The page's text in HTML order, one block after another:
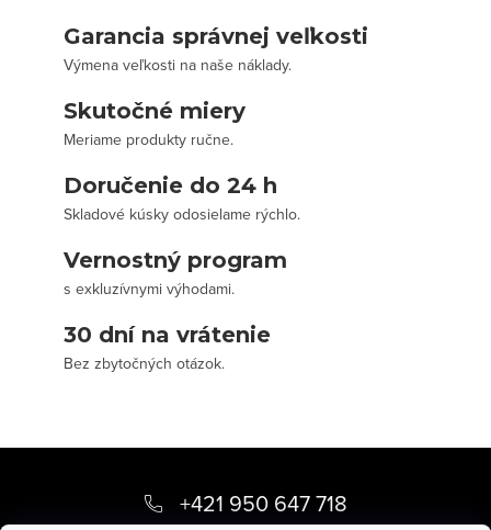
Garancia správnej veľkosti
Výmena veľkosti na naše náklady.
Skutočné miery
Meriame produkty ručne.
Doručenie do 24 h
Skladové kúsky odosielame rýchlo.
Vernostný program
s exkluzívnymi výhodami.
30 dní na vrátenie
Bez zbytočných otázok.
+421 950 647 718